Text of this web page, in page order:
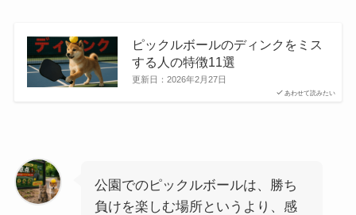
あわせて読みたい
ピックルボールのディンクをミス
する人の特徴11選
更新日： 2026年2月27日
公園でのピックルボールは、勝ち
負けを楽しむ場所というより、感